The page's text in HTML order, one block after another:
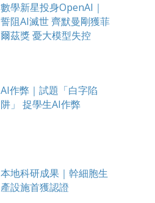
數學新星投身OpenAI｜
誓阻AI滅世 齊默曼剛獲菲
爾茲獎 憂大模型失控
AI作弊｜試題「白字陷
阱」 捉學生AI作弊
本地科研成果｜幹細胞生
產設施首獲認證